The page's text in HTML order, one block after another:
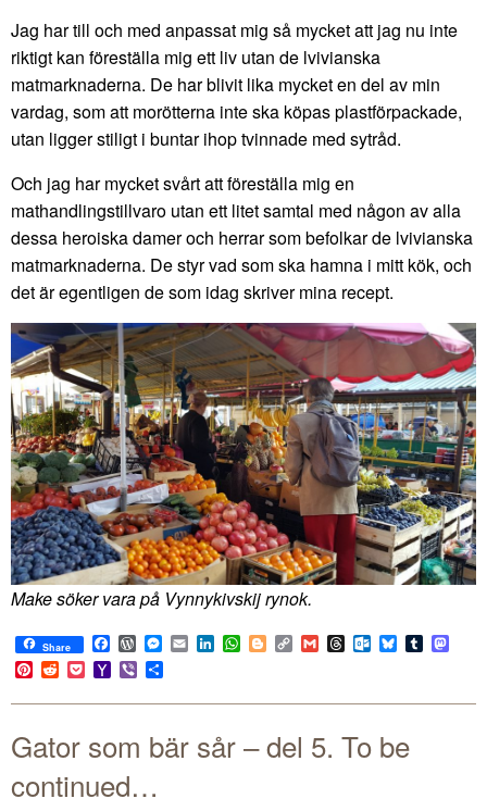
Jag har till och med anpassat mig så mycket att jag nu inte
riktigt kan föreställa mig ett liv utan de lvivianska
matmarknaderna. De har blivit lika mycket en del av min
vardag, som att morötterna inte ska köpas plastförpackade,
utan ligger stiligt i buntar ihop tvinnade med sytråd.
Och jag har mycket svårt att föreställa mig en
mathandlingstillvaro utan ett litet samtal med någon av alla
dessa heroiska damer och herrar som befolkar de lvivianska
matmarknaderna. De styr vad som ska hamna i mitt kök, och
det är egentligen de som idag skriver mina recept.
Make söker vara på Vynnykivskij rynok.
Share Facebook
WordPress
Messenger
EmailLinkedIn
WhatsApp
BloggerCopy
Link
GmailThreadsOutlook.com
BlueskyTumblr
Pinterest
RedditPocketYahoo
Mail
Viber
Gator som bär sår – del 5. To be
continued…